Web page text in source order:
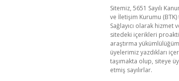
Sitemiz, 5651 Sayılı
ve İletişim Kurumu
Sağlayıcı olarak
sitedeki içerikleri
araştırma
üyelerimiz yazdıkları
taşımakta olup, siteye
etmiş sayılırlar.